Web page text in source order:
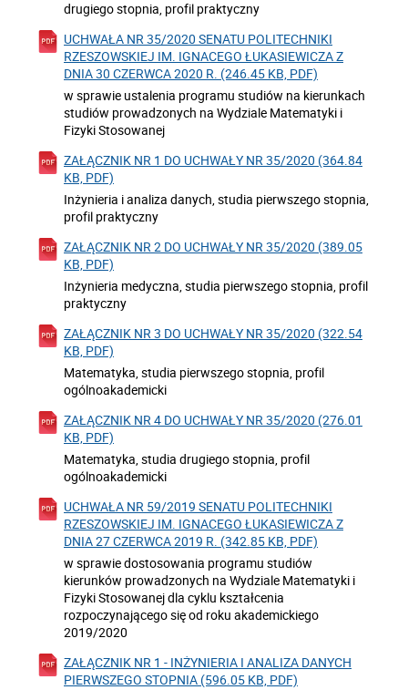
drugiego stopnia, profil praktyczny
UCHWAŁA NR 35/2020 SENATU POLITECHNIKI
RZESZOWSKIEJ IM. IGNACEGO ŁUKASIEWICZA Z
DNIA 30 CZERWCA 2020 R. (246.45 KB, PDF)
w sprawie ustalenia programu studiów na kierunkach
studiów prowadzonych na Wydziale Matematyki i
Fizyki Stosowanej
ZAŁĄCZNIK NR 1 DO UCHWAŁY NR 35/2020 (364.84
KB, PDF)
Inżynieria i analiza danych, studia pierwszego stopnia,
profil praktyczny
ZAŁĄCZNIK NR 2 DO UCHWAŁY NR 35/2020 (389.05
KB, PDF)
Inżynieria medyczna, studia pierwszego stopnia, profil
praktyczny
ZAŁĄCZNIK NR 3 DO UCHWAŁY NR 35/2020 (322.54
KB, PDF)
Matematyka, studia pierwszego stopnia, profil
ogólnoakademicki
ZAŁĄCZNIK NR 4 DO UCHWAŁY NR 35/2020 (276.01
KB, PDF)
Matematyka, studia drugiego stopnia, profil
ogólnoakademicki
UCHWAŁA NR 59/2019 SENATU POLITECHNIKI
RZESZOWSKIEJ IM. IGNACEGO ŁUKASIEWICZA Z
DNIA 27 CZERWCA 2019 R. (342.85 KB, PDF)
w sprawie dostosowania programu studiów
kierunków prowadzonych na Wydziale Matematyki i
Fizyki Stosowanej dla cyklu kształcenia
rozpoczynającego się od roku akademickiego
2019/2020
ZAŁĄCZNIK NR 1 - INŻYNIERIA I ANALIZA DANYCH
PIERWSZEGO STOPNIA (596.05 KB, PDF)